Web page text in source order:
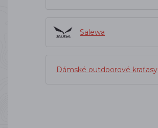
Salewa
Dámské outdoorové kraťasy